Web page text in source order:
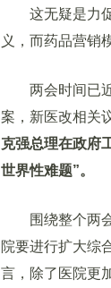
这无疑是力促
义，而药品营销
两会时间已近
案，新医改相关
克强总理在政府
世界性难题”。
围绕整个两会
院要进行扩大综
言，除了医院更